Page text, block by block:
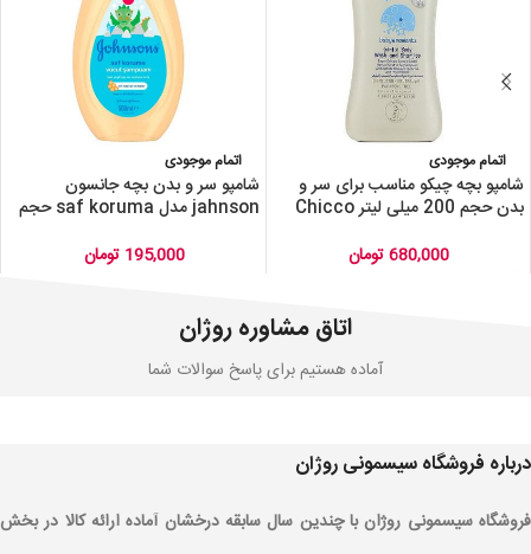
اتمام موجودی
شامپو بچه چیکو مناسب برای سر و
بدن حجم 200 میلی لیتر Chicco
Shampoo Gentle 200ml
680,000تومان
اتمام موجودی
شامپو سر و بدن بچه جانسون
jahnson مدل saf koruma حجم
195,000 تومان
اتاق مشاوره روژان
آماده هستیم برای پاسخ سوالات شما
درباره فروشگاه سیسمونی روژان
فروشگاه سیسمونی روژان با چندین سال سابقه درخشان آماده ارائه کالا در بخش